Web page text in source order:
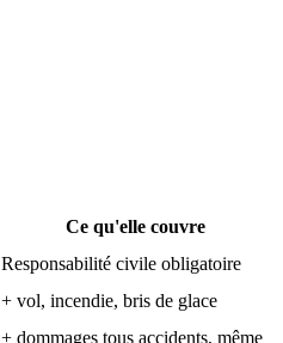
Ce qu'elle couvre
Responsabilité civile obligatoire
+ vol, incendie, bris de glace
+ dommages tous accidents, même